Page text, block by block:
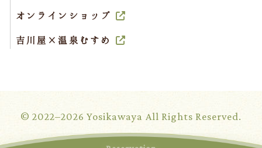
オンラインショップ
吉川屋×温泉むすめ
© 2022–2026 Yosikawaya All Rights Reserved.